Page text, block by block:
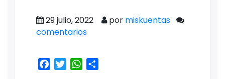
29 julio, 2022 por miskuentas
comentarios
Facebook
TwitterWhatsApp